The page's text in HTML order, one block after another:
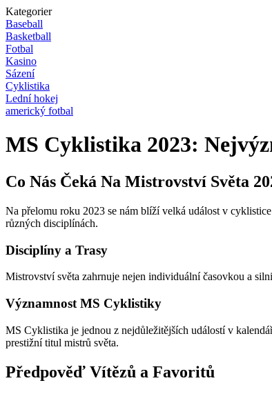
Kategorier
Baseball
Basketball
Fotbal
Kasino
Sázení
Cyklistika
Lední hokej
americký fotbal
MS Cyklistika 2023:
Co Nás Čeká Na Mistrovství Světa
Na přelomu roku 2023 se nám blíží velká událost v
různých disciplínách.
Disciplíny a Trasy
Mistrovství světa zahrnuje nejen individuální časovkou a
Významnost MS Cyklistiky
MS Cyklistika je jednou z nejdůležitějších událostí v
prestižní titul mistrů světa.
Předpověď Vítězů a Favoritů